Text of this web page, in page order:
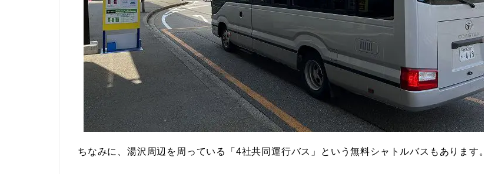
ちなみに、湯沢周辺を周っている「4社共同運行バス」という無料シャトルバスもあります。